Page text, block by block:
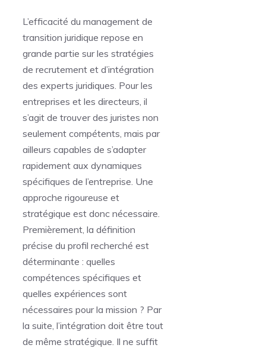
L’efficacité du management de
transition juridique repose en
grande partie sur les stratégies
de recrutement et d’intégration
des experts juridiques. Pour les
entreprises et les directeurs, il
s’agit de trouver des juristes non
seulement compétents, mais par
ailleurs capables de s’adapter
rapidement aux dynamiques
spécifiques de l’entreprise. Une
approche rigoureuse et
stratégique est donc nécessaire.
Premièrement, la définition
précise du profil recherché est
déterminante : quelles
compétences spécifiques et
quelles expériences sont
nécessaires pour la mission ? Par
la suite, l’intégration doit être tout
de même stratégique. Il ne suffit